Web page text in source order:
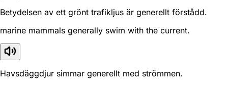
Betydelsen av ett grönt trafikljus är generellt förstådd.
marine mammals generally swim with the current.
Havsdäggdjur simmar generellt med strömmen.